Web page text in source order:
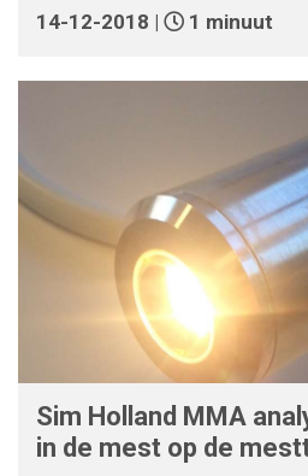
14-12-2018 | 1 minuut
Sim Holland MMA
in de mest op de